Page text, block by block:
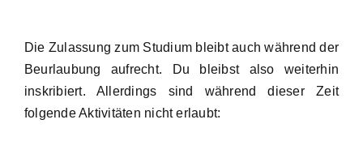
Die Zulassung zum Studium bleibt auch während der
Beurlaubung aufrecht. Du bleibst also weiterhin
inskribiert. Allerdings sind während dieser Zeit
folgende Aktivitäten nicht erlaubt: